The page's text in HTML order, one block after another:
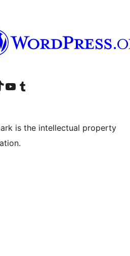
দেখুন
আমাদের ইউটিউব চ্যানেলে যান আমাদের টাম্বলার অ্যাকাউন্ট দেখুন
is the intellectual property